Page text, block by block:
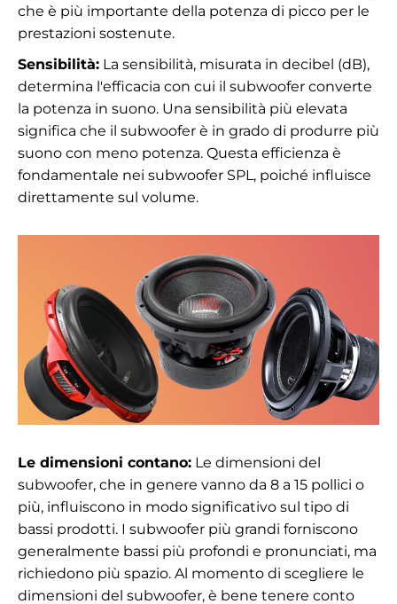
che è più importante della potenza di picco per le
prestazioni sostenute.
Sensibilità: La sensibilità, misurata in decibel (dB),
determina l'efficacia con cui il subwoofer converte
la potenza in suono. Una sensibilità più elevata
significa che il subwoofer è in grado di produrre più
suono con meno potenza. Questa efficienza è
fondamentale nei subwoofer SPL, poiché influisce
direttamente sul volume.
Le dimensioni contano: Le dimensioni del
subwoofer, che in genere vanno da 8 a 15 pollici o
più, influiscono in modo significativo sul tipo di
bassi prodotti. I subwoofer più grandi forniscono
generalmente bassi più profondi e pronunciati, ma
richiedono più spazio. Al momento di scegliere le
dimensioni del subwoofer, è bene tenere conto